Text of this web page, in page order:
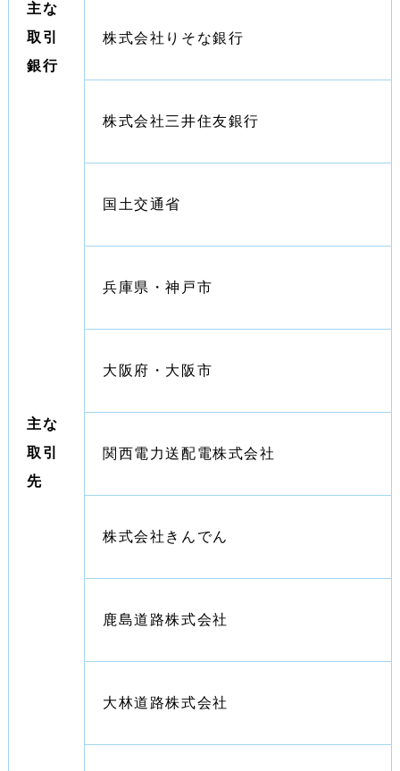
主な
取引
銀行
株式会社りそな銀行
株式会社三井住友銀行
主な
取引
先
国土交通省
兵庫県・神戸市
大阪府・大阪市
関西電力送配電株式会社
株式会社きんでん
鹿島道路株式会社
大林道路株式会社